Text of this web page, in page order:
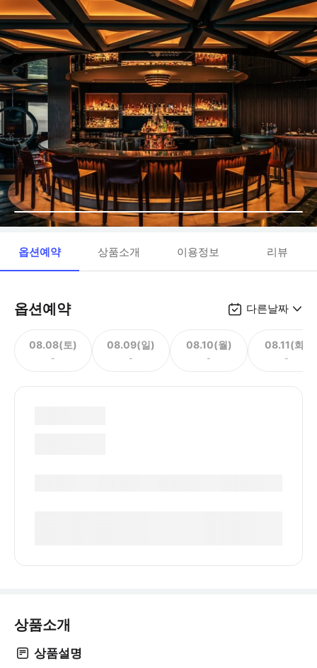
옵션예약 상품소개 이용정보 리뷰
옵션예약 다른날짜
08.08(토)
-
08.09(일)
-
08.10(월)
-
08.11(화)
-
상품소개
상품설명